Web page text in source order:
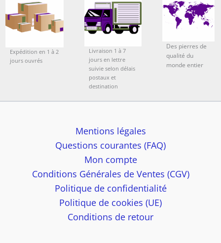
Expédition en 1 à 2
jours ouvrés
Livraison 1 à 7
jours en lettre
suivie selon délais
postaux et
destination
Des pierres de
qualité du
monde entier
Mentions légales
Questions courantes (FAQ)
Mon compte
Conditions Générales de Ventes (CGV)
Politique de confidentialité
Politique de cookies (UE)
Conditions de retour